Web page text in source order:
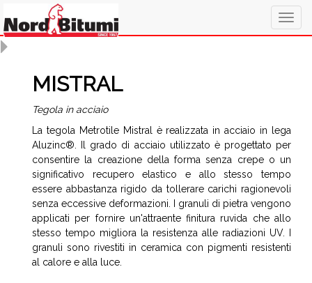
MISTRAL
Tegola in acciaio
La tegola Metrotile Mistral è realizzata in acciaio in lega
Aluzinc®. Il grado di acciaio utilizzato è progettato per
consentire la creazione della forma senza crepe o un
significativo recupero elastico e allo stesso tempo
essere abbastanza rigido da tollerare carichi ragionevoli
senza eccessive deformazioni. I granuli di pietra vengono
applicati per fornire un'attraente finitura ruvida che allo
stesso tempo migliora la resistenza alle radiazioni UV. I
granuli sono rivestiti in ceramica con pigmenti resistenti
al calore e alla luce.